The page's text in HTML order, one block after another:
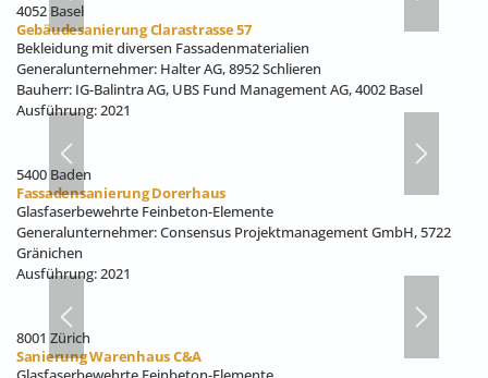
4052 Basel
Gebäudesanierung Clarastrasse 57
Bekleidung mit diversen Fassadenmaterialien
Generalunternehmer: Halter AG, 8952 Schlieren
Bauherr: IG-Balintra AG, UBS Fund Management AG, 4002 Basel
Ausführung: 2021
5400 Baden
Fassadensanierung Dorerhaus
Glasfaserbewehrte Feinbeton-Elemente
Generalunternehmer: Consensus Projektmanagement GmbH, 5722
Gränichen
Ausführung: 2021
8001 Zürich
Sanierung Warenhaus C&A